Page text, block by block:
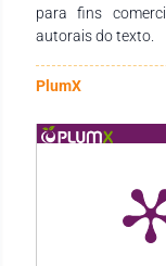
para fins
autorais do texto.
PlumX